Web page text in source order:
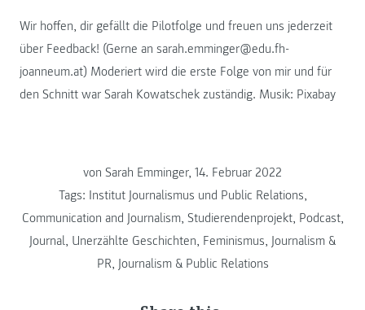
Wir hoffen, dir gefällt die Pilotfolge und freuen uns jederzeit
über Feedback! (Gerne an sarah.emminger@edu.fh-
joanneum.at) Moderiert wird die erste Folge von mir und für
den Schnitt war Sarah Kowatschek zuständig. Musik: Pixabay
von Sarah Emminger, 14. Februar 2022
Tags: Institut Journalismus und Public Relations,
Communication and Journalism, Studierendenprojekt, Podcast,
Journal, Unerzählte Geschichten, Feminismus, Journalism &
PR, Journalism & Public Relations